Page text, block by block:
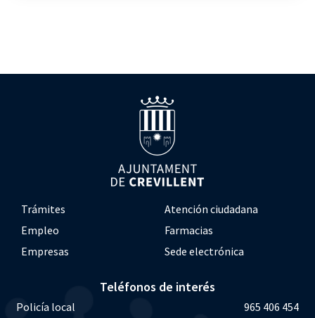
Trámites
Atención ciudadana
Empleo
Farmacias
Empresas
Sede electrónica
Teléfonos de interés
Policía local
965 406 454